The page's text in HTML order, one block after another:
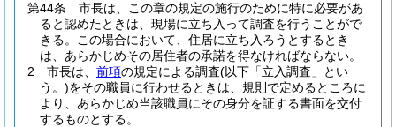
第44条
市長は、この章の規定の施行のために特に必要があ
ると認めたときは、現場に立ち入って調査を行うことがで
きる。
この場合において、住居に立ち入ろうとするとき
は、あらかじめその居住者の承諾を得なければならない。
2
市長は、 前項の規定による調査(以下「立入調査」とい
う。)をその職員に行わせるときは、規則で定めるところに
より、あらかじめ当該職員にその身分を証する書面を交付
するものとする。